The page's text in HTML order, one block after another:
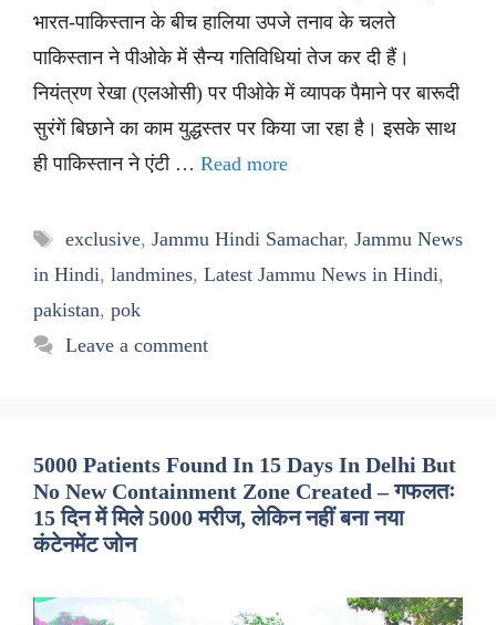
भारत-पाकिस्तान के बीच हालिया उपजे तनाव के चलते
पाकिस्तान ने पीओके में सैन्य गतिविधियां तेज कर दी हैं।
नियंत्रण रेखा (एलओसी) पर पीओके में व्यापक पैमाने पर बारूदी
सुरंगें बिछाने का काम युद्धस्तर पर किया जा रहा है। इसके साथ
ही पाकिस्तान ने एंटी … Read more
Tags
exclusive, Jammu Hindi Samachar, Jammu News
in Hindi, landmines, Latest Jammu News in Hindi,
pakistan, pok
Leave a comment
5000 Patients Found In 15 Days In Delhi But
No New Containment Zone Created – गफलतः
15 दिन में मिले 5000 मरीज, लेकिन नहीं बना नया
कंटेनमेंट जोन